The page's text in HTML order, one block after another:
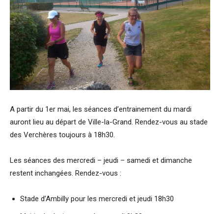
A partir du 1er mai, les séances d’entrainement du mardi
auront lieu au départ de Ville-la-Grand. Rendez-vous au stade
des Verchères toujours à 18h30.
Les séances des mercredi – jeudi – samedi et dimanche
restent inchangées. Rendez-vous :
Stade d’Ambilly pour les mercredi et jeudi 18h30